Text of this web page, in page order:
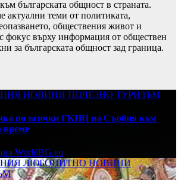
българската общност в страната.
актуални теми от политиката,
обществения живот и
с фокус върху информация от обществен
за българската общност зад граница.
НОВИНИ ПОЛЕЗНО ТУРИЗЪМ
по всички ГКПП на Сърбия към
време
WorldBG.eu
ЛЮБОПИТНОНОВИНИ